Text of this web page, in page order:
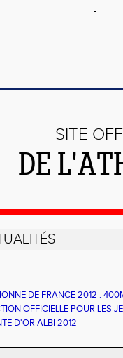
SITE
DE
DE FRANCE 2012 :
OFFICIELLE POUR LES
2012
D'OR ALBI 2012